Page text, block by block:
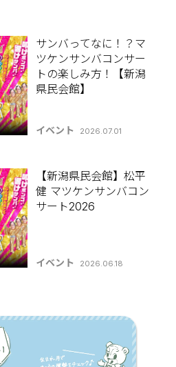
サンバってなに！？マ
ツケンサンバコンサー
トの楽しみ方！【新潟
県民会館】
イベント 2026.07.01
【新潟県民会館】松平
健 マツケンサンバコン
サート2026
イベント 2026.06.18